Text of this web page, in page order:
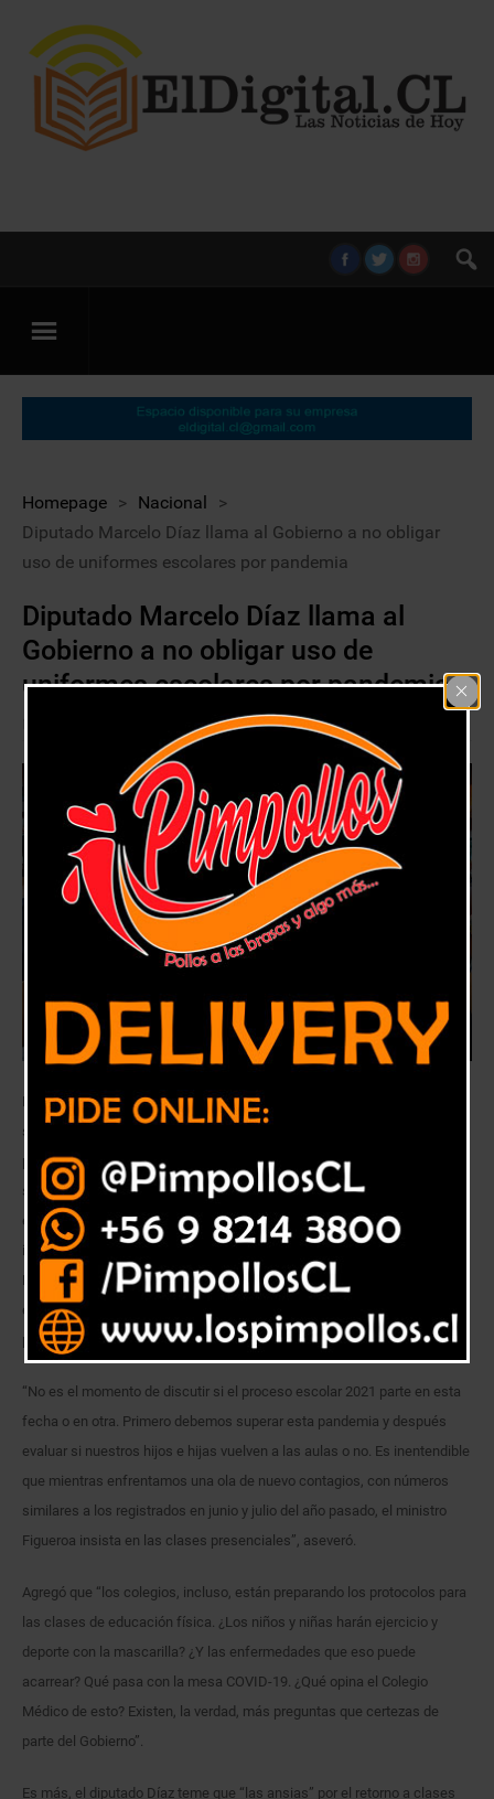
Homepage > Nacional
>
Diputado Marcelo Díaz llama al Gobierno a no obligar
uso de uniformes escolares por pandemia
Diputado Marcelo Díaz llama al
Gobierno a no obligar uso de
uniformes escolares por pandemia
Nacional
El diputado del movimiento UNIR, Marcelo Díaz, llamó hoy al Gobierno a
suspender, al menos por este año, el uso de uniforme escolar ante la
pandemia de COVID-19 que afecta al país y que “está lejos de ser
superada”, agregó el parlamentario. Estas declaraciones fueron hechas
en el marco de la crisis sanitaria que atraviesa Chile y de la
incertidumbre que impera en la ciudadanía luego que el ministro de
Educación, Raúl Figueroa, en medio de fuertes rebrotes de coronavirus
en el territorio nacional, anunciara que el 1 de marzo partirán las clases
presenciales.
“No es el momento de discutir si el proceso escolar 2021 parte en esta
fecha o en otra. Primero debemos superar esta pandemia y después
evaluar si nuestros hijos e hijas vuelven a las aulas o no. Es inentendible
que mientras enfrentamos una ola de nuevo contagios, con números
similares a los registrados en junio y julio del año pasado, el ministro
Figueroa insista en las clases presenciales”, aseveró.
Agregó que “los colegios, incluso, están preparando los protocolos para
las clases de educación física. ¿Los niños y niñas harán ejercicio y
deporte con la mascarilla? ¿Y las enfermedades que eso puede
acarrear? Qué pasa con la mesa COVID-19. ¿Qué opina el Colegio
Médico de esto? Existen, la verdad, más preguntas que certezas de
parte del Gobierno”.
Es más, el diputado Díaz teme que “las ansias” por el retorno a clases